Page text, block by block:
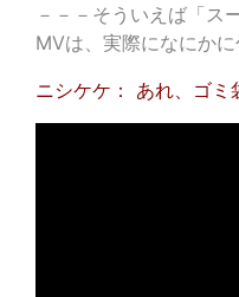
－－－そういえば「ス
MVは、実際になにか
ニシケケ： あれ、ゴミ